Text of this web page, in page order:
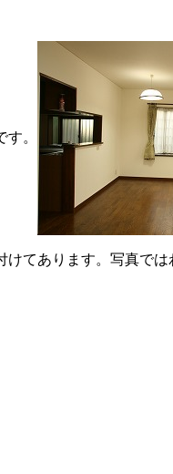
。
てあります。写真で